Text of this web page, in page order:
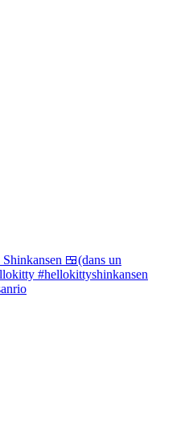
🍱(dans un
#hellokittyshinkansen